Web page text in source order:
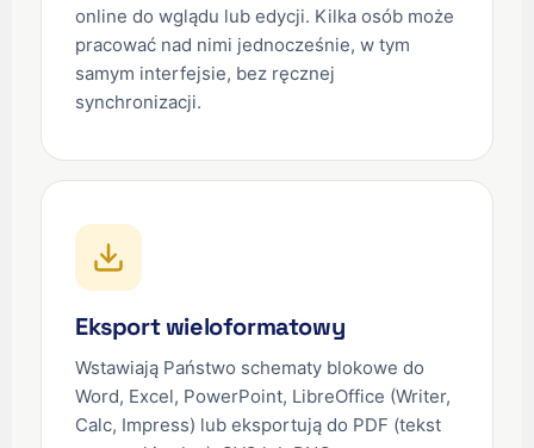
online do wglądu lub edycji. Kilka osób może
pracować nad nimi jednocześnie, w tym
samym interfejsie, bez ręcznej
synchronizacji.
Eksport wieloformatowy
Wstawiają Państwo schematy blokowe do
Word, Excel, PowerPoint, LibreOffice (Writer,
Calc, Impress) lub eksportują do PDF (tekst